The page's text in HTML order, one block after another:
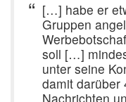
[…] habe er
Gruppen
soll […]
unter seine
damit darüber
Nachrichten